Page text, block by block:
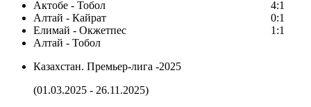
Актобе - Тобол
4:1
Алтай - Кайрат
0:1
Елимай - Окжетпес
1:1
Алтай - Тобол
Казахстан. Премьер-лига -2025
(01.03.2025 - 26.11.2025)